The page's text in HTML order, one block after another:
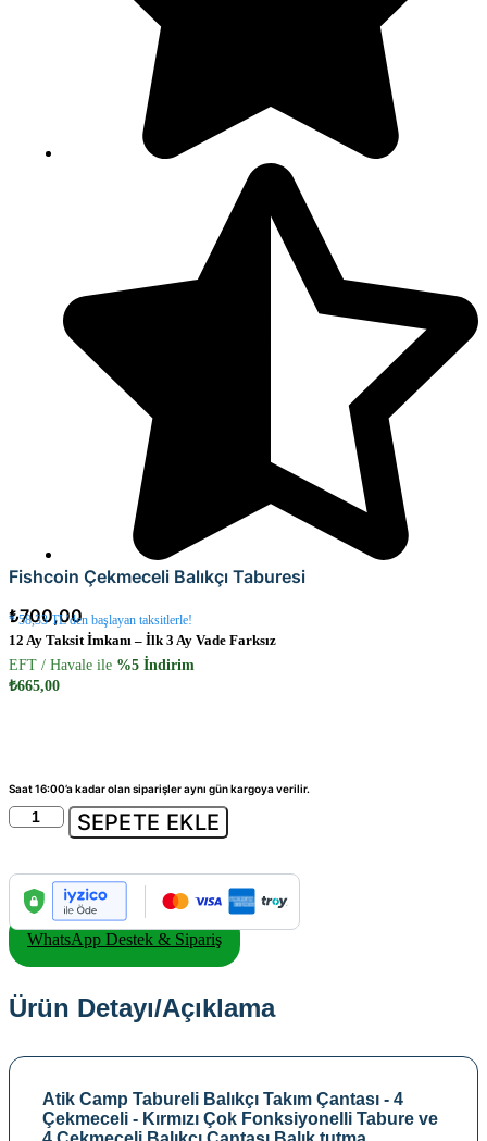
Fishcoin Çekmeceli Balıkçı Taburesi
₺700,00
* 58,33 TL’den başlayan taksitlerle!
12 Ay Taksit İmkanı – İlk 3 Ay Vade Farksız
EFT / Havale ile %5 İndirim
₺665,00
Saat 16:00’a kadar olan siparişler aynı gün kargoya verilir.
Fishcoin
Çekmeceli
Taburesi
adet
SEPETE EKLE
WhatsApp Destek & Sipariş
Ürün Detayı/Açıklama
Atik Camp Tabureli Balıkçı Takım Çantası - 4
Çekmeceli - Kırmızı Çok Fonksiyonelli Tabure ve